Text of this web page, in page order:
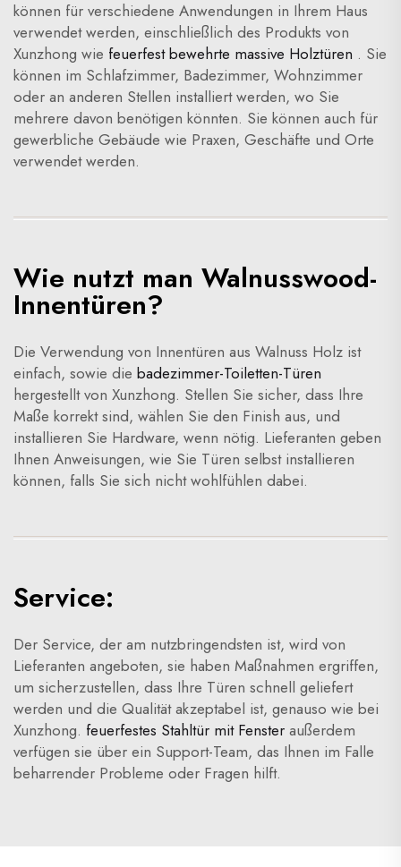
können für verschiedene Anwendungen in Ihrem Haus
verwendet werden, einschließlich des Produkts von
Xunzhong wie feuerfest bewehrte massive Holztüren . Sie
können im Schlafzimmer, Badezimmer, Wohnzimmer
oder an anderen Stellen installiert werden, wo Sie
mehrere davon benötigen könnten. Sie können auch für
gewerbliche Gebäude wie Praxen, Geschäfte und Orte
verwendet werden.
Wie nutzt man Walnusswood-
Innentüren?
Die Verwendung von Innentüren aus Walnuss Holz ist
einfach, sowie die badezimmer-Toiletten-Türen
hergestellt von Xunzhong. Stellen Sie sicher, dass Ihre
Maße korrekt sind, wählen Sie den Finish aus, und
installieren Sie Hardware, wenn nötig. Lieferanten geben
Ihnen Anweisungen, wie Sie Türen selbst installieren
können, falls Sie sich nicht wohlfühlen dabei.
Service:
Der Service, der am nutzbringendsten ist, wird von
Lieferanten angeboten, sie haben Maßnahmen ergriffen,
um sicherzustellen, dass Ihre Türen schnell geliefert
werden und die Qualität akzeptabel ist, genauso wie bei
Xunzhong. feuerfestes Stahltür mit Fenster außerdem
verfügen sie über ein Support-Team, das Ihnen im Falle
beharrender Probleme oder Fragen hilft.